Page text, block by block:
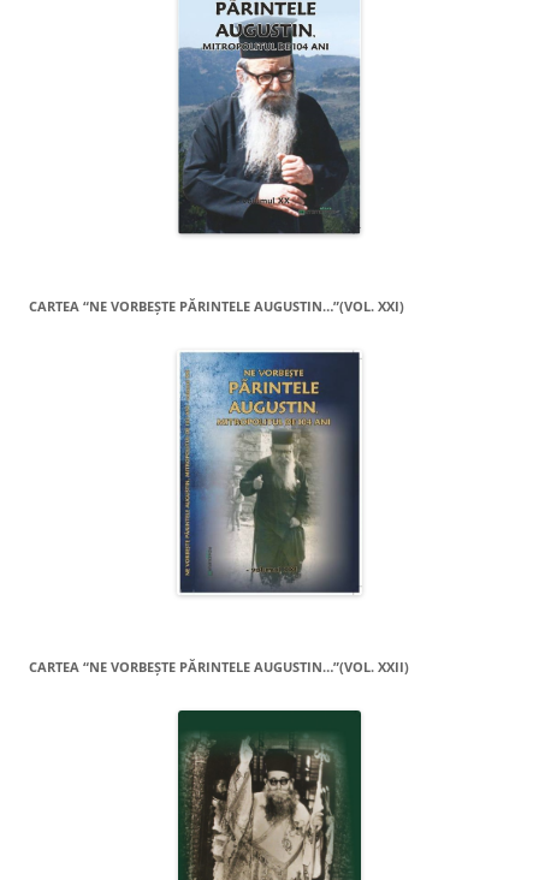
CARTEA “NE VORBEŞTE PĂRINTELE AUGUSTIN…”(VOL. XXI)
CARTEA “NE VORBEŞTE PĂRINTELE AUGUSTIN…”(VOL. XXII)